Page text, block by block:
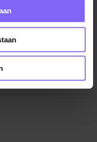
payroll accounting
en
en zet deze